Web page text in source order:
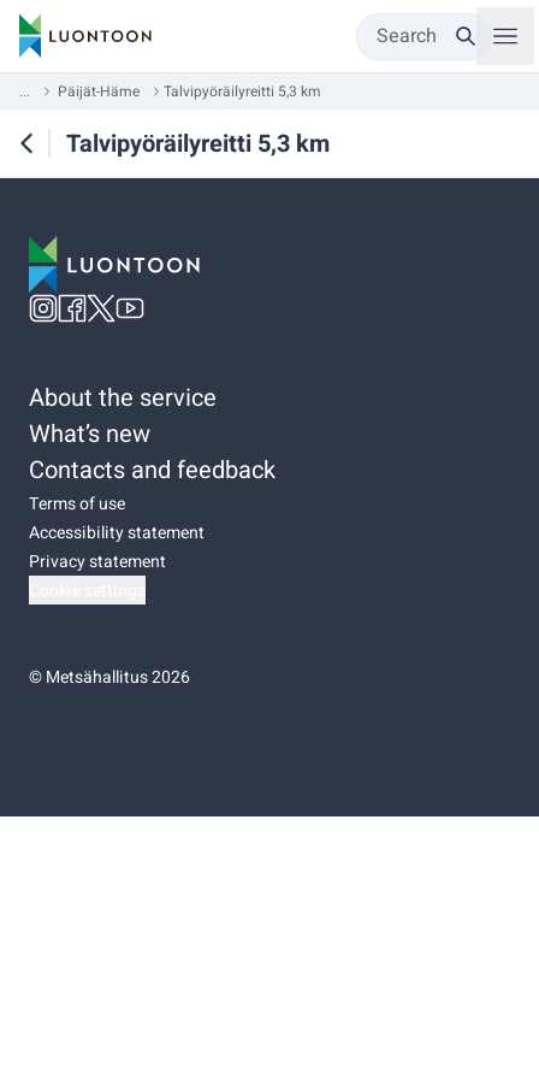
Search
... Päijät-Häme Talvipyöräilyreitti 5,3 km
Talvipyöräilyreitti 5,3 km
About the service
What’s new
Contacts and feedback
Terms of use
Accessibility statement
Privacy statement
©Metsähallitus 2026